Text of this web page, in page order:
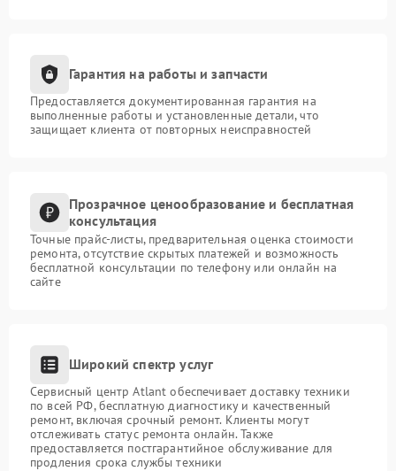
Гарантия на работы и запчасти
Предоставляется документированная гарантия на
выполненные работы и установленные детали, что
защищает клиента от повторных неисправностей
Прозрачное ценообразование и бесплатная
консультация
Точные прайс-листы, предварительная оценка стоимости
ремонта, отсутствие скрытых платежей и возможность
бесплатной консультации по телефону или онлайн на
сайте
Широкий спектр услуг
Сервисный центр Atlant обеспечивает доставку техники
по всей РФ, бесплатную диагностику и качественный
ремонт, включая срочный ремонт. Клиенты могут
отслеживать статус ремонта онлайн. Также
предоставляется постгарантийное обслуживание для
продления срока службы техники